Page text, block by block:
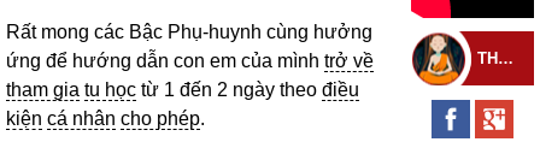
Rất mong các Bậc Phụ-huynh cùng hưởng
ứng để hướng dẫn con em của mình trở về
tham gia tu học từ 1 đến 2 ngày theo điều
kiện cá nhân cho phép.
THEO DÕI THIỀN TỰ